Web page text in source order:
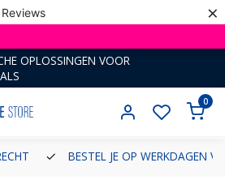
Reviews ×
OPLOSSINGEN VOOR
0
BESTEL JE OP WERKDAGEN